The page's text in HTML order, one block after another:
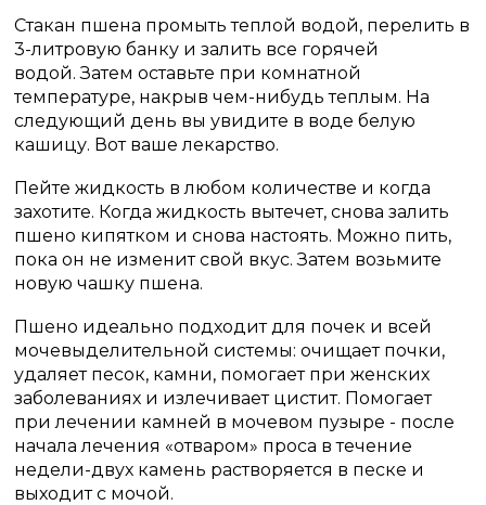
Стакан пшена промыть теплой водой, перелить в
3-литровую банку и залить все горячей
водой.Затем оставьте при комнатной
температуре, накрыв чем-нибудь теплым. На
следующий день вы увидите в воде белую
кашицу. Вот ваше лекарство.
Пейте жидкость в любом количестве и когда
захотите. Когда жидкость вытечет, снова залить
пшено кипятком и снова настоять. Можно пить,
пока он не изменит свой вкус.Затем возьмите
новую чашку пшена.
Пшено идеально подходит для почек и всей
мочевыделительной системы: очищает почки,
удаляет песок, камни, помогает при женских
заболеваниях и излечивает цистит. Помогает
при лечении камней в мочевом пузыре - после
начала лечения «отваром» проса в течение
недели-двух камень растворяется в песке и
выходит с мочой.